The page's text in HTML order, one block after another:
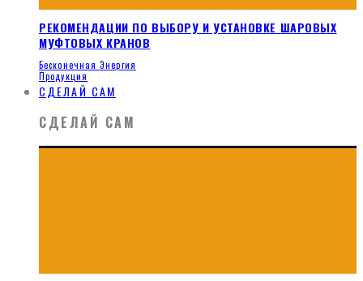
РЕКОМЕНДАЦИИ ПО ВЫБОРУ И УСТАНОВКЕ ШАРОВЫХ
МУФТОВЫХ КРАНОВ
Бесконечная Энергия
Продукция
СДЕЛАЙ САМ
СДЕЛАЙ САМ